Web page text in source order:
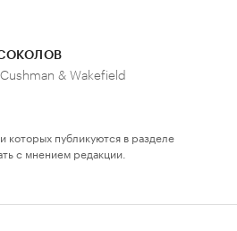
& Wakefield
которых публикуются в разделе
с мнением редакции.